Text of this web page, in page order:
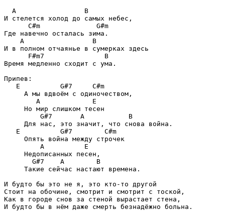
  A                 B
И стелется холод до самых небес,
      C#m              G#m
Где навечно осталась зима.
    A                 B
И в полном отчаянье в сумерках здесь
      F#m7               B
Время медленно сходит с ума.
Припев:
   E          G#7     C#m
     А мы вдвоём с одиночеством,
        A             E
     Но мир слишком тесен
         G#7       A           B
     Для нас, это значит, что снова война.
   E          G#7        C#m
     Опять война между строчек
         A          E
     Недописанных песен,
       G#7    A        B
     Такие сейчас настают времена.
И будто бы это не я, это кто-то другой
Стоит на обочине, смотрит и смотрит с тоской,
Как в городе снов за стеной вырастает стена,
И будто бы в нём даже смерть безнадёжно больна.